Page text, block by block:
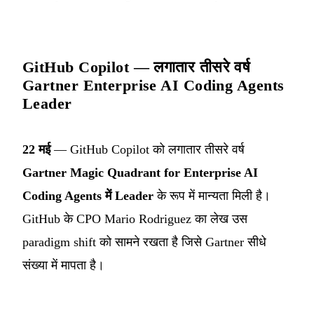
GitHub Copilot — लगातार तीसरे वर्ष
Gartner Enterprise AI Coding Agents
Leader
22 मई— GitHub Copilot को लगातार तीसरे वर्ष
Gartner Magic Quadrant for Enterprise AI
Coding Agents में Leader के रूप में मान्यता मिली है।
GitHub के CPO Mario Rodriguez का लेख उस
paradigm shift को सामने रखता है जिसे Gartner सीधे
संख्या में मापता है।